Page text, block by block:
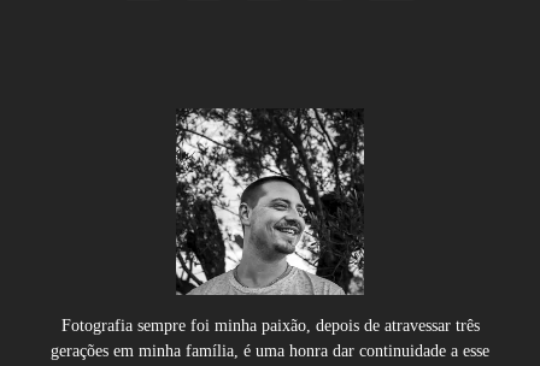
Fotografia sempre foi minha paixão, depois de atravessar três
gerações em minha família, é uma honra dar continuidade a esse